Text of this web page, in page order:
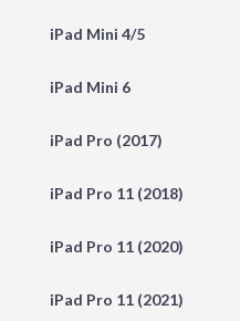
iPad Mini 4/5
iPad Mini 6
iPad Pro (2017)
iPad Pro 11 (2018)
iPad Pro 11 (2020)
iPad Pro 11 (2021)